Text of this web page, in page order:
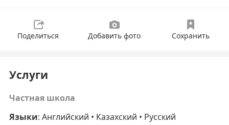
Поделиться Добавить фото Сохранить
Услуги
Частная школа
Языки: Английский • Казахский • Русский